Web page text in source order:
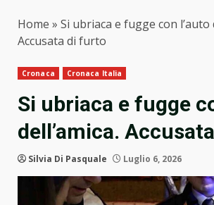
Home » Si ubriaca e fugge con l’auto
Accusata di furto
Cronaca Cronaca Italia
Si ubriaca e fugge
dell’amica.
Silvia Di Pasquale Luglio 6, 2026